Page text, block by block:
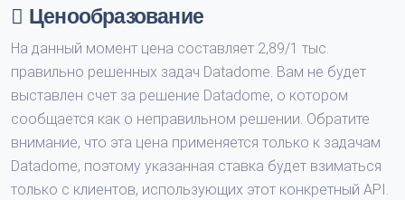
Ценообразование
На данный момент цена составляет 2,89/1 тыс.
правильно решенных задач Datadome. Вам не будет
выставлен счет за решение Datadome, о котором
сообщается как о неправильном решении. Обратите
внимание, что эта цена применяется только к задачам
Datadome, поэтому указанная ставка будет взиматься
только с клиентов, использующих этот конкретный API.